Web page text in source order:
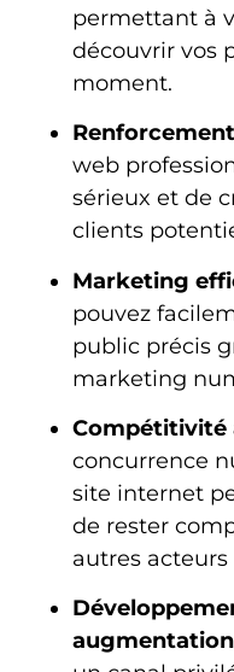
permettant à
découvrir vos
moment.
web
sérieux et de
clients
Marketing
pouvez
public précis
marketing
Compétitivité
concurrence
site internet
de rester
autres acteurs